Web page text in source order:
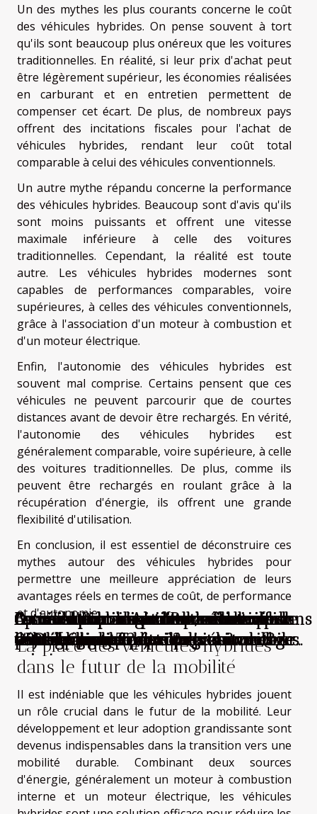
Un des mythes les plus courants concerne le coût
des véhicules hybrides. On pense souvent à tort
qu'ils sont beaucoup plus onéreux que les voitures
traditionnelles. En réalité, si leur prix d'achat peut
être légèrement supérieur, les économies réalisées
en carburant et en entretien permettent de
compenser cet écart. De plus, de nombreux pays
offrent des incitations fiscales pour l'achat de
véhicules hybrides, rendant leur coût total
comparable à celui des véhicules conventionnels.
Un autre mythe répandu concerne la performance
des véhicules hybrides. Beaucoup sont d'avis qu'ils
sont moins puissants et offrent une vitesse
maximale inférieure à celle des voitures
traditionnelles. Cependant, la réalité est toute
autre. Les véhicules hybrides modernes sont
capables de performances comparables, voire
supérieures, à celles des véhicules conventionnels,
grâce à l'association d'un moteur à combustion et
d'un moteur électrique.
Enfin, l'autonomie des véhicules hybrides est
souvent mal comprise. Certains pensent que ces
véhicules ne peuvent parcourir que de courtes
distances avant de devoir être rechargés. En vérité,
l'autonomie des véhicules hybrides est
généralement comparable, voire supérieure, à celle
des voitures traditionnelles. De plus, comme ils
peuvent être rechargés en roulant grâce à la
récupération d'énergie, ils offrent une grande
flexibilité d'utilisation.
En conclusion, il est essentiel de déconstruire ces
mythes autour des véhicules hybrides pour
permettre une meilleure appréciation de leurs
avantages réels en termes de coût, de performance
et d'autonomie.
La place des véhicules hybrides
dans le futur de la mobilité
Il est indéniable que les véhicules hybrides jouent
un rôle crucial dans le futur de la mobilité. Leur
développement et leur adoption grandissante sont
devenus indispensables dans la transition vers une
mobilité durable. Combinant deux sources
d'énergie, généralement un moteur à combustion
interne et un moteur électrique, les véhicules
Besoin d’un lavage auto à domicile dans
le 91 ? Ce service existe !
Comment choisir la bonne école pour
votre formation de conduite ?
Comment optimiser la durée de vie de
votre véhicule ?
Avec Les Pièces Auto Pro, achetez un
enjoliveur de Toyota Yaris au meilleur
prix !
Comment optimiser l'espace de coffre
pour les longs trajets ?
Comment choisir le bon boîtier
d'intégration pour votre véhicule ?
Optimisation des performances
véhiculaires : Techniques et avantages
Conseils pour choisir votre service de
remorquage et dépannage automobile
Conseils pour investir dans une valise
OBD de qualité pour les passionnés
La révolution des voitures électriques
haut de gamme